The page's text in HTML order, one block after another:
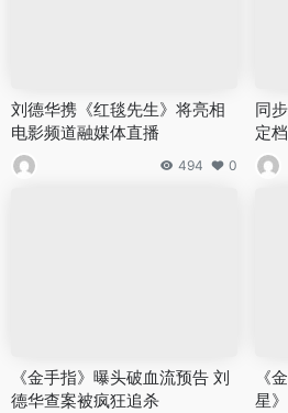
刘德华携《红毯先生》将亮相
电影频道融媒体直播
494 0
同
定
《金手指》曝头破血流预告 刘
德华查案被疯狂追杀
《
星